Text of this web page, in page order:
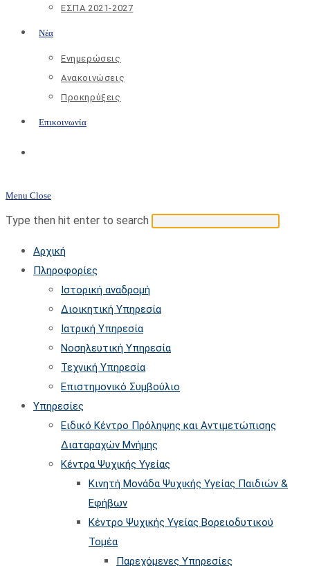
ΕΣΠΑ 2021-2027
Νέα
Ενημερώσεις
Ανακοινώσεις
Προκηρύξεις
Επικοινωνία
search
Menu Close
Search
website
Type then hit enter to search
Press
Αρχική
Πληροφορίες
Ιστορική αναδρομή
Διοικητική Υπηρεσία
Ιατρική Υπηρεσία
Νοσηλευτική Υπηρεσία
Τεχνική Υπηρεσία
Επιστημονικό Συμβούλιο
Υπηρεσίες
Ειδικό Κέντρο Πρόληψης και Αντιμετώπισης
Διαταραχών Μνήμης
Κέντρα Ψυχικής Υγείας
Κινητή Μονάδα Ψυχικής Υγείας Παιδιών &
Εφήβων
Kέντρο Ψυχικής Υγείας Βορειοδυτικού
Τομέα
Παρεχόμενες Υπηρεσίες